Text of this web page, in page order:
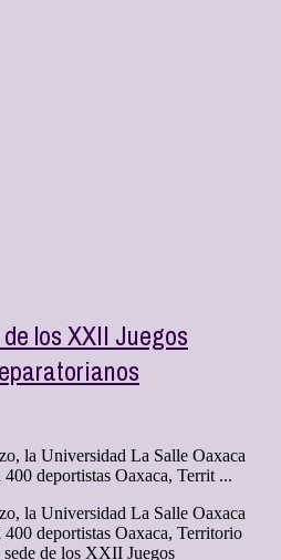
los XXII Juegos
la Universidad La Salle Oaxaca
deportistas Oaxaca, Territ ...
la Universidad La Salle Oaxaca
400 deportistas Oaxaca, Territorio
sede de los XXII Juegos